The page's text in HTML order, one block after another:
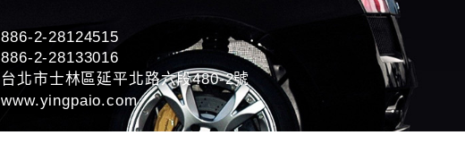
886-2-28124515
886-2-28133016
台北市士林區延平北路六段480-2號
www.yingpaio.com